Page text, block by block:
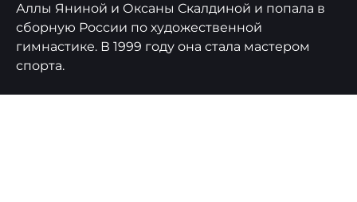
Аллы Яниной и Оксаны Скалдиной и попала в
сборную России по художественной
гимнастике. В 1999 году она стала мастером
спорта.